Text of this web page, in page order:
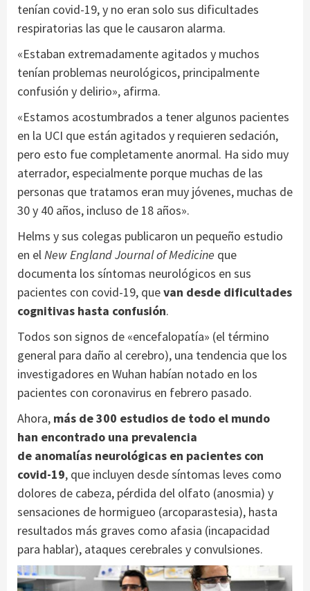
tenían covid-19, y no eran solo sus dificultades
respiratorias las que le causaron alarma.
«Estaban extremadamente agitados y muchos
tenían problemas neurológicos, principalmente
confusión y delirio», afirma.
«Estamos acostumbrados a tener algunos pacientes
en la UCI que están agitados y requieren sedación,
pero esto fue completamente anormal. Ha sido muy
aterrador, especialmente porque muchas de las
personas que tratamos eran muy jóvenes, muchas de
30 y 40 años, incluso de 18 años».
Helms y sus colegas publicaron un pequeño estudio
en el New England Journal of Medicine que
documenta los síntomas neurológicos en sus
pacientes con covid-19, quevan desde dificultades
cognitivas hasta confusión.
Todos son signos de «encefalopatía» (el término
general para daño al cerebro), una tendencia que los
investigadores en Wuhan habían notado en los
pacientes con coronavirus en febrero pasado.
Ahora, más de 300 estudios de todo el mundo
han encontrado una prevalencia
de anomalías neurológicas en pacientes con
covid-19, que incluyen desde síntomas leves como
dolores de cabeza, pérdida del olfato (anosmia) y
sensaciones de hormigueo (arcoparastesia), hasta
resultados más graves como afasia (incapacidad
para hablar), ataques cerebrales y convulsiones.